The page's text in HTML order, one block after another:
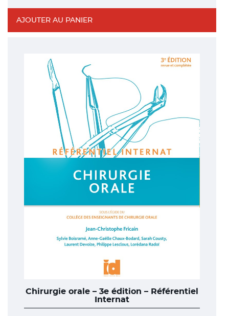
AJOUTER AU PANIER
Chirurgie orale – 3e édition – Référentiel
Internat